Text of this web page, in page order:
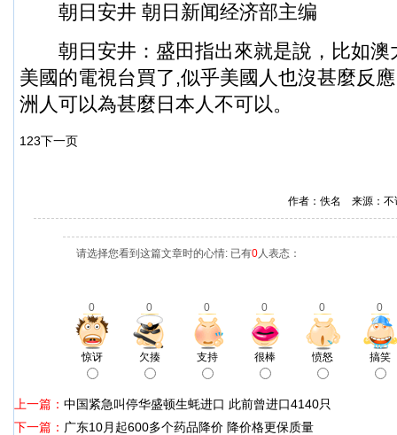
朝日安井 朝日新闻经济部主编
朝日安井：盛田指出來就是說，比如澳
美國的電視台買了,似乎美國人也沒甚麼反
洲人可以為甚麼日本人不可以。
1 23下一页
作者：佚名 来源：
请选择您看到这篇文章时的心情: 已有0人表态：
0 0 0 0 0 0
惊讶 欠揍 支持 很棒 愤怒 搞笑
上一篇： 中国紧急叫停华盛顿生蚝进口 此前曾进口4140只
下一篇： 广东10月起600多个药品降价 降价格更保质量